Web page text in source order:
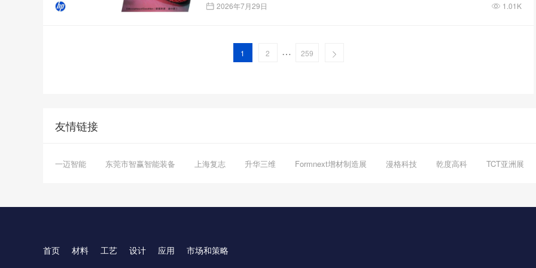
2026年7月29日 1.01K
1 2 … 259
友情链接
一迈智能 东莞市智赢智能装备 上海复志 升华三维 Formnext增材制造展 漫格科技 乾度高科 TCT亚洲展
首页 材料 工艺 设计 应用
市场和策略